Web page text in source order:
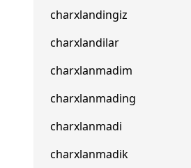
charxlandingiz
charxlandilar
charxlanmadim
charxlanmading
charxlanmadi
charxlanmadik